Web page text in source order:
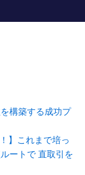
構築する成功プ
】これまで培っ
ートで 直取引を